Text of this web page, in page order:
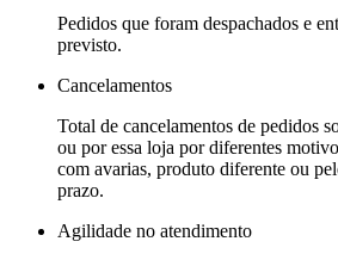
Pedidos que foram despachados e
previsto.
Cancelamentos
Total de cancelamentos de pedidos
ou por essa loja por diferentes
com avarias, produto diferente ou
prazo.
Agilidade no atendimento